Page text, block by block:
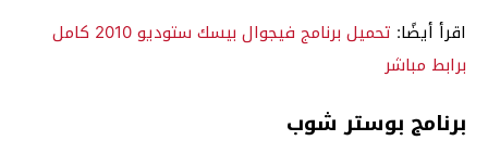
اقرأ أيضًا:
تحميل برنامج فيجوال بيسك ستوديو 2010 كامل
برابط مباشر
برنامج بوستر شوب